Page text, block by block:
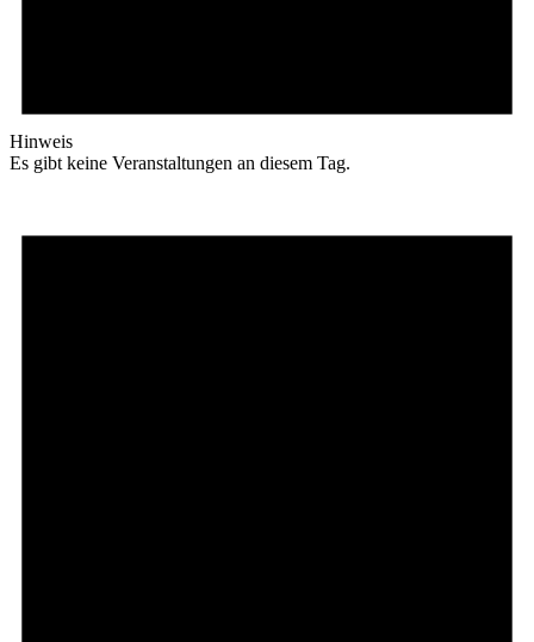
Hinweis
Es gibt keine Veranstaltungen an diesem Tag.